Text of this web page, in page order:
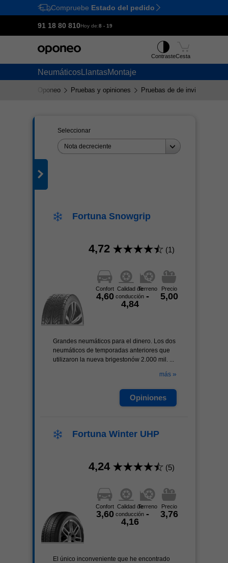
Ctrl M
Compruebe Estado del pedido
91 18 80 810Hoy de:8 - 19
Neumáticos LlantasMontaje
ContrasteCesta
Oponeo Pruebas y opiniones Pruebas de de invierno
Seleccionar
Nota decreciente
Fortuna Snowgrip
4,72 (1)
Confort
4,60
Calidad de
conducción
4,84
Terreno
-
Precio
5,00
Grandes neumáticos para el dinero. Los dos
neumáticos de temporadas anteriores que
utilizaron la nueva brigestonów 2.000 mil. ...
más »
Opiniones
Fortuna Winter UHP
4,24 (5)
Confort
3,60
Calidad de
conducción
4,16
Terreno
-
Precio
3,76
El único inconveniente que he encontrado